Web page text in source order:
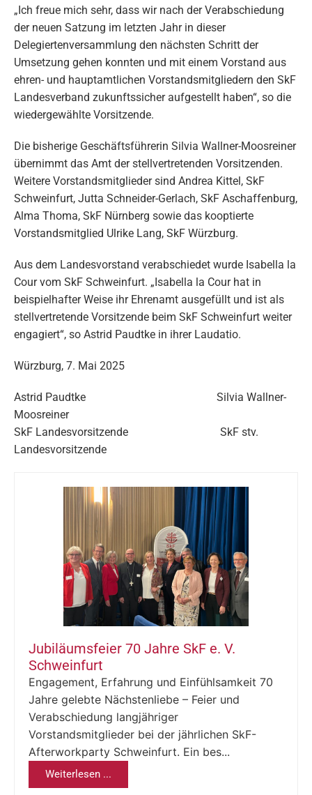
„Ich freue mich sehr, dass wir nach der Verabschiedung
der neuen Satzung im letzten Jahr in dieser
Delegiertenversammlung den nächsten Schritt der
Umsetzung gehen konnten und mit einem Vorstand aus
ehren- und hauptamtlichen Vorstandsmitgliedern den SkF
Landesverband zukunftssicher aufgestellt haben“, so die
wiedergewählte Vorsitzende.
Die bisherige Geschäftsführerin Silvia Wallner-Moosreiner
übernimmt das Amt der stellvertretenden Vorsitzenden.
Weitere Vorstandsmitglieder sind Andrea Kittel, SkF
Schweinfurt, Jutta Schneider-Gerlach, SkF Aschaffenburg,
Alma Thoma, SkF Nürnberg sowie das kooptierte
Vorstandsmitglied Ulrike Lang, SkF Würzburg.
Aus dem Landesvorstand verabschiedet wurde Isabella la
Cour vom SkF Schweinfurt. „Isabella la Cour hat in
beispielhafter Weise ihr Ehrenamt ausgefüllt und ist als
stellvertretende Vorsitzende beim SkF Schweinfurt weiter
engagiert“, so Astrid Paudtke in ihrer Laudatio.
Würzburg, 7. Mai 2025
Astrid Paudtke Silvia Wallner-
Moosreiner
SkF Landesvorsitzende SkF stv.
Landesvorsitzende
Jubiläumsfeier 70 Jahre SkF e. V.
Schweinfurt
Engagement, Erfahrung und Einfühlsamkeit 70
Jahre gelebte Nächstenliebe – Feier und
Verabschiedung langjähriger
Vorstandsmitglieder bei der jährlichen SkF-
Afterworkparty Schweinfurt. Ein bes...
Weiterlesen ...